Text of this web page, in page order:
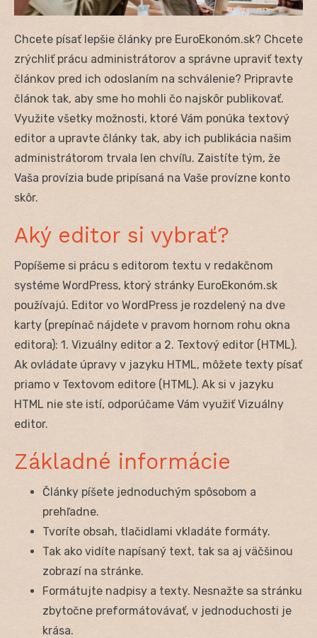
Chcete písať lepšie články pre EuroEkonóm.sk? Chcete
zrýchliť prácu administrátorov a správne upraviť texty
článkov pred ich odoslaním na schválenie? Pripravte
článok tak, aby sme ho mohli čo najskôr publikovať.
Využite všetky možnosti, ktoré Vám ponúka textový
editor a upravte články tak, aby ich publikácia našim
administrátorom trvala len chvíľu. Zaistíte tým, že
Vaša provízia bude pripísaná na Vaše provízne konto
skôr.
Aký editor si vybrať?
Popíšeme si prácu s editorom textu v redakčnom
systéme WordPress, ktorý stránky EuroEkonóm.sk
používajú. Editor vo WordPress je rozdelený na dve
karty (prepínač nájdete v pravom hornom rohu okna
editora): 1. Vizuálny editor a 2. Textový editor (HTML).
Ak ovládate úpravy v jazyku HTML, môžete texty písať
priamo v Textovom editore (HTML). Ak si v jazyku
HTML nie ste istí, odporúčame Vám využiť Vizuálny
editor.
Základné informácie
Články píšete jednoduchým spôsobom a
prehľadne.
Tvoríte obsah, tlačidlami vkladáte formáty.
Tak ako vidíte napísaný text, tak sa aj väčšinou
zobrazí na stránke.
Formátujte nadpisy a texty. Nesnažte sa stránku
zbytočne preformátovávať, v jednoduchosti je
krása.